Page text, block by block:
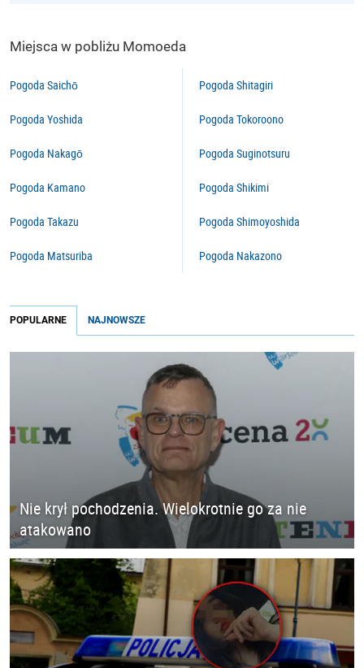
Miejsca w pobliżu Momoeda
Pogoda Saichō
Pogoda Yoshida
Pogoda Nakagō
Pogoda Kamano
Pogoda Takazu
Pogoda Matsuriba
Pogoda Shitagiri
Pogoda Tokoroono
Pogoda Suginotsuru
Pogoda Shikimi
Pogoda Shimoyoshida
Pogoda Nakazono
POPULARNE NAJNOWSZE
Nie krył pochodzenia. Wielokrotnie go za nie
atakowano